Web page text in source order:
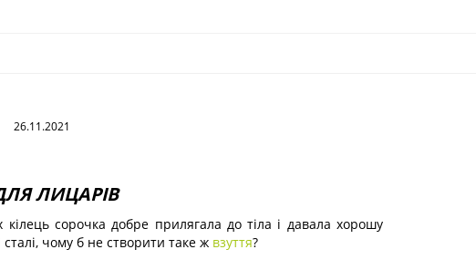
26.11.2021
ЛИЦАРІВ
сорочка добре прилягала до тіла і давала хорошу
сталі, чому б не створити таке ж взуття?